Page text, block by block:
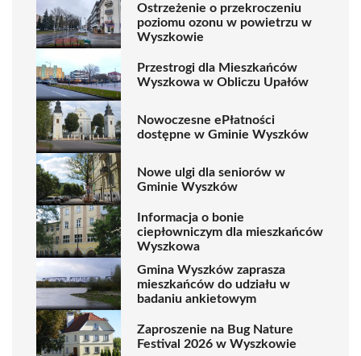
Ostrzeżenie o przekroczeniu
poziomu ozonu w powietrzu w
Wyszkowie
Przestrogi dla Mieszkańców
Wyszkowa w Obliczu Upałów
Nowoczesne ePłatności
dostępne w Gminie Wyszków
Nowe ulgi dla seniorów w
Gminie Wyszków
Informacja o bonie
ciepłowniczym dla mieszkańców
Wyszkowa
Gmina Wyszków zaprasza
mieszkańców do udziału w
badaniu ankietowym
Zaproszenie na Bug Nature
Festival 2026 w Wyszkowie